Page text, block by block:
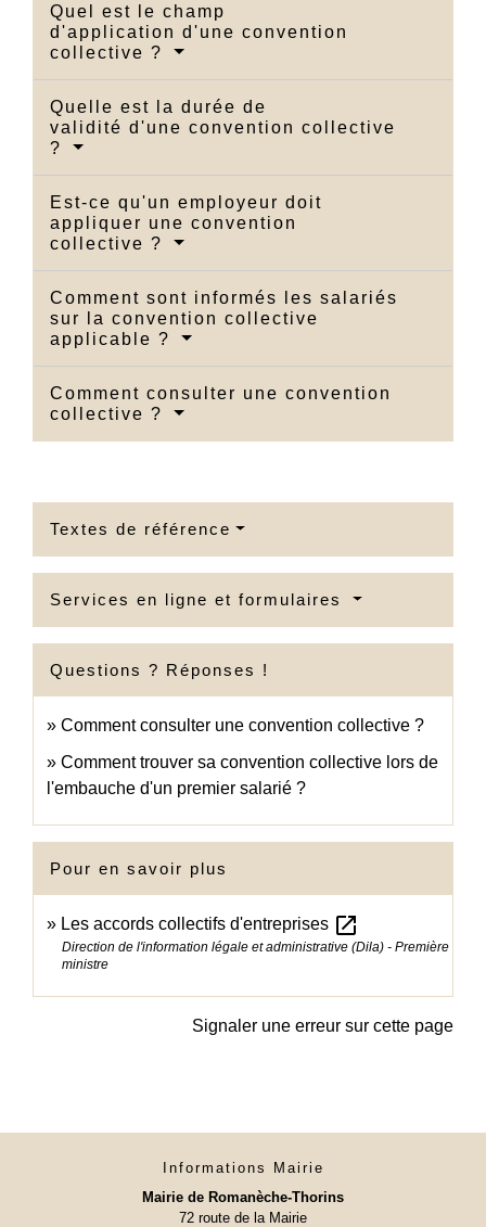
Quel est le champ
d'application d'une convention
collective ?
Quelle est la durée de
validité d'une convention collective
?
Est-ce qu'un employeur doit
appliquer une convention
collective ?
Comment sont informés les salariés
sur la convention collective
applicable ?
Comment consulter une convention
collective ?
Textes de référence
Services en ligne et formulaires
Questions ? Réponses !
Comment consulter une convention collective ?
Comment trouver sa convention collective lors de
l'embauche d'un premier salarié ?
Pour en savoir plus
Les accords collectifs d'entreprises open_in_new
Direction de l'information légale et administrative (Dila) - Première
ministre
Signaler une erreur sur cette page
Informations Mairie
Mairie de Romanèche-Thorins
72 route de la Mairie